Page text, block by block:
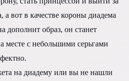
вот в качестве короны диадема
дополнит образ, он станет
месте с небольшими серьгами
на диадему или вы не нашли